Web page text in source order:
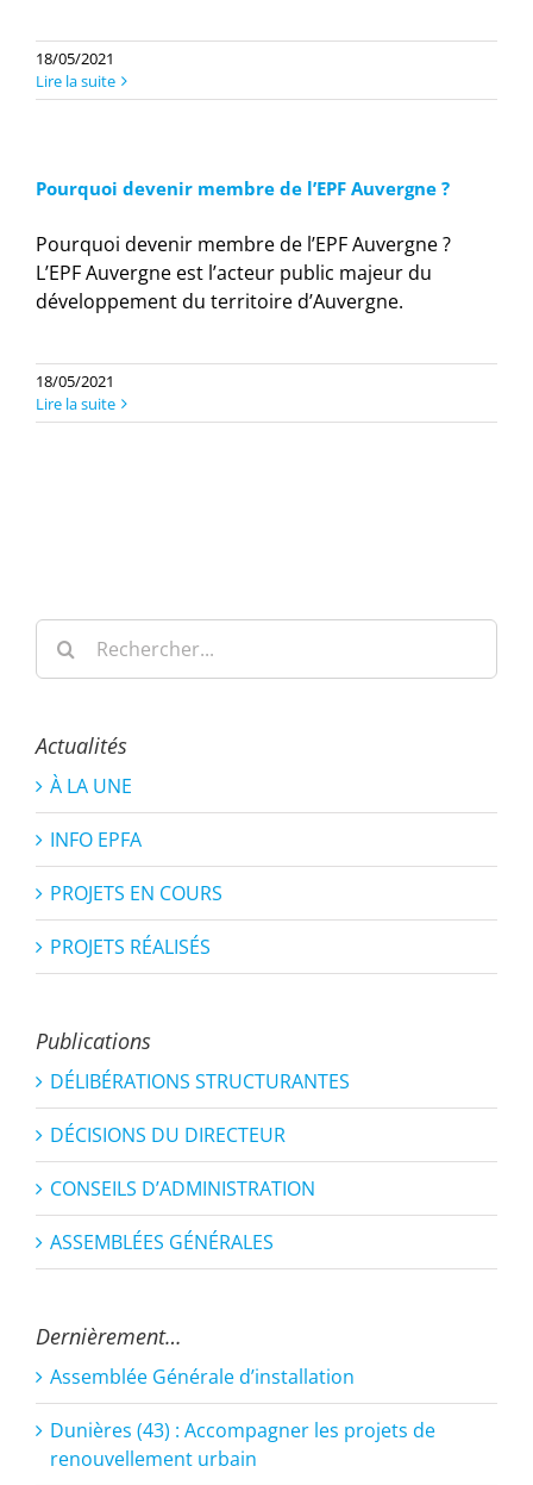
18/05/2021
Lire la suite
Pourquoi devenir membre de l’EPF Auvergne ?
Pourquoi devenir membre de l’EPF Auvergne ?
L’EPF Auvergne est l’acteur public majeur du
développement du territoire d’Auvergne.
18/05/2021
Lire la suite
Rechercher:
Actualités
À LA UNE
INFO EPFA
PROJETS EN COURS
PROJETS RÉALISÉS
Publications
DÉLIBÉRATIONS STRUCTURANTES
DÉCISIONS DU DIRECTEUR
CONSEILS D’ADMINISTRATION
ASSEMBLÉES GÉNÉRALES
Dernièrement…
Assemblée Générale d’installation
Dunières (43) : Accompagner les projets de
renouvellement urbain